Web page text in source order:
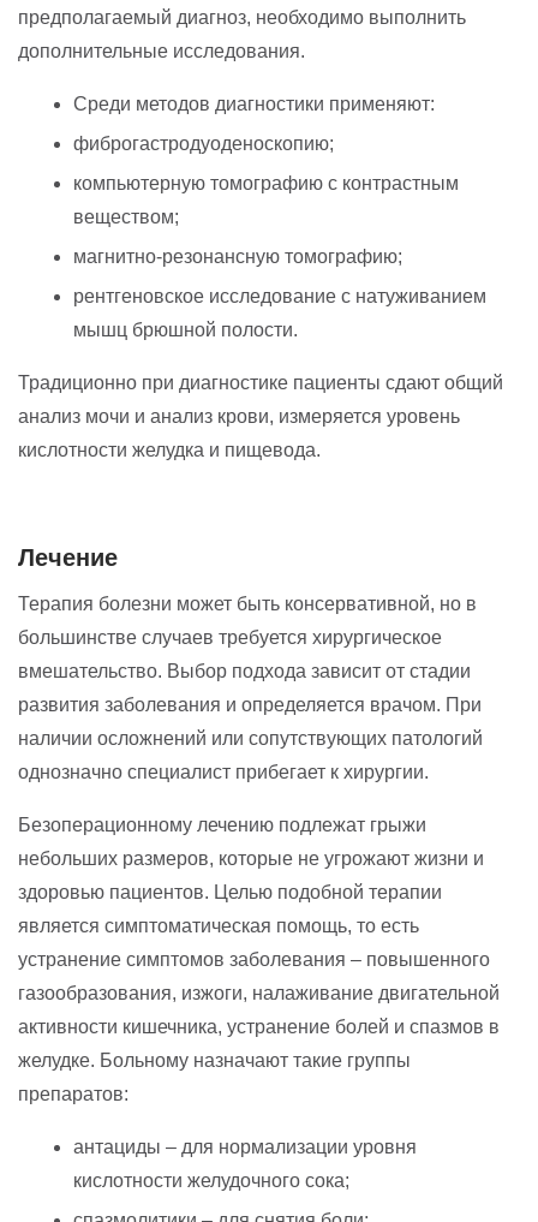
предполагаемый диагноз, необходимо выполнить
дополнительные исследования.
Среди методов диагностики применяют:
фиброгастродуоденоскопию;
компьютерную томографию с контрастным
веществом;
магнитно-резонансную томографию;
рентгеновское исследование с натуживанием
мышц брюшной полости.
Традиционно при диагностике пациенты сдают общий
анализ мочи и анализ крови, измеряется уровень
кислотности желудка и пищевода.
Лечение
Терапия болезни может быть консервативной, но в
большинстве случаев требуется хирургическое
вмешательство. Выбор подхода зависит от стадии
развития заболевания и определяется врачом. При
наличии осложнений или сопутствующих патологий
однозначно специалист прибегает к хирургии.
Безоперационному лечению подлежат грыжи
небольших размеров, которые не угрожают жизни и
здоровью пациентов. Целью подобной терапии
является симптоматическая помощь, то есть
устранение симптомов заболевания – повышенного
газообразования, изжоги, налаживание двигательной
активности кишечника, устранение болей и спазмов в
желудке. Больному назначают такие группы
препаратов:
антациды – для нормализации уровня
кислотности желудочного сока;